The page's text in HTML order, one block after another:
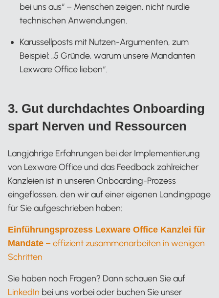
bei uns aus“ – Menschen zeigen, nicht nurdie
technischen Anwendungen.
Karussellposts mit Nutzen-Argumenten, zum
Beispiel: „5 Gründe, warum unsere Mandanten
Lexware Office lieben“.
3. Gut durchdachtes Onboarding
spart Nerven und Ressourcen
Langjährige Erfahrungen bei der Implementierung
von Lexware Office und das Feedback zahlreicher
Kanzleien ist in unseren Onboarding-Prozess
eingeflossen, den wir auf einer eigenen Landingpage
für Sie aufgeschrieben haben:
Einführungsprozess Lexware Office Kanzlei für
Mandate – effizient zusammenarbeiten in wenigen
Schritten
Sie haben noch Fragen? Dann schauen Sie auf
LinkedIn bei uns vorbei oder buchen Sie unser